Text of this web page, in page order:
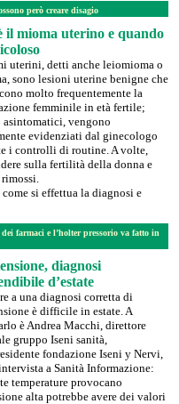
però creare disagio
il mioma uterino e quando
uterini, detti anche leiomioma o
sono lesioni uterine benigne che
molto frequentemente la
femminile in età fertile;
asintomatici, vengono
evidenziati dal ginecologo
i controlli di routine. A volte,
sulla fertilità della donna e
si effettua la diagnosi e
farmaci e l’holter pressorio va fatto in
diagnosi
d’estate
a una diagnosi corretta di
è difficile in estate. A
è Andrea Macchi, direttore
gruppo Iseni sanità,
fondazione Iseni y Nervi,
a Sanità Informazione:
temperature provocano
alta potrebbe avere dei valori